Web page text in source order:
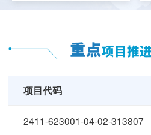
项目代码
2411-623001-04-02-313807